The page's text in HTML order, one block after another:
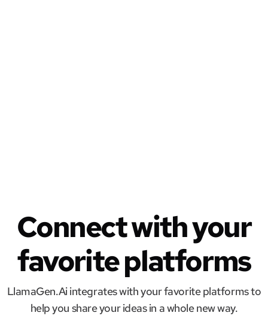
Connect with your
favorite platforms
LlamaGen.Ai integrates with your favorite platforms to
help you share your ideas in a whole new way.